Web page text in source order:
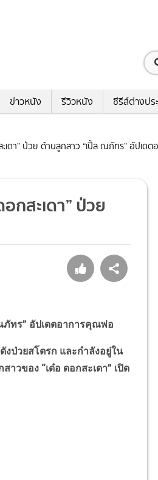
ข่าวหนัง รีวิวหนัง ซีรีส์ต่างปร
เดา” ป่วย ด้านลูกสาว “เปิ้ล ณภัทร” อัปเด
กสะเดา” ป่วย
ภัทร” อัปเดตอาการคุณพ่อ
งป่วยสโตรก และกำลังอยู่ใน
สาวของ “เด๋อ ดอกสะเดา” เปิด